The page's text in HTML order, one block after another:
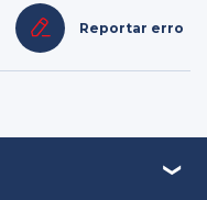
Reportar erro